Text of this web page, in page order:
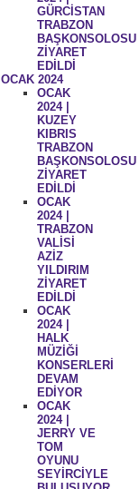
GÜRCİSTAN
TRABZON
BAŞKONSOLOSU
ZİYARET
EDİLDİ
OCAK 2024
OCAK
2024 |
KUZEY
KIBRIS
TRABZON
BAŞKONSOLOSU
ZİYARET
EDİLDİ
OCAK
2024 |
TRABZON
VALİSİ
AZİZ
YILDIRIM
ZİYARET
EDİLDİ
OCAK
2024 |
HALK
MÜZİĞİ
KONSERLERİ
DEVAM
EDİYOR
OCAK
2024 |
JERRY VE
TOM
OYUNU
SEYİRCİYLE